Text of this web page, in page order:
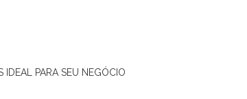
IDEAL PARA SEU NEGÓCIO